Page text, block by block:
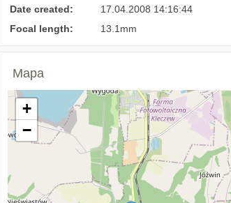
Date created:
17.04.2008 14:16:44
Focal length:
13.1mm
Mapa
+
−